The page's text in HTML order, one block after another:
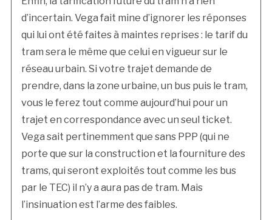
d’incertain. Vega fait mine d’ignorer les réponses
qui lui ont été faites à maintes reprises : le tarif du
tram sera le même que celui en vigueur sur le
réseau urbain. Si votre trajet demande de
prendre, dans la zone urbaine, un bus puis le tram,
vous le ferez tout comme aujourd’hui pour un
trajet en correspondance avec un seul ticket.
Vega sait pertinemment que sans PPP (qui ne
porte que sur la construction et la fourniture des
trams, qui seront exploités tout comme les bus
par le TEC) il n’y a aura pas de tram. Mais
l’insinuation est l’arme des faibles.